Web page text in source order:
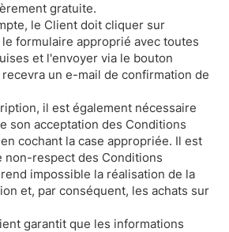
gratuite.
le Client doit cliquer sur
formulaire approprié avec toutes
et l'envoyer via le bouton
un e-mail de confirmation de
il est également nécessaire
son acceptation des Conditions
cochant la case appropriée. Il est
non-respect des Conditions
impossible la réalisation de la
et, par conséquent, les achats sur
garantit que les informations